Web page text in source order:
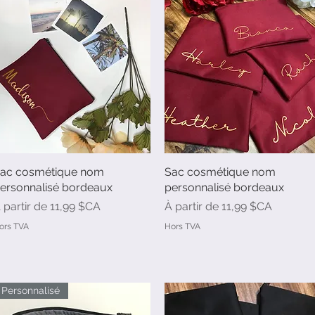
Aperçu rapide
cosmétique nom
bordeaux
partir de 11,99 $CA
promotionnel
TVA
Aperçu rapide
Sac cosmétique nom
personnalisé bordeaux
À partir de 11,99 $CA
Prix promotionnel
Hors TVA
Personnalisé